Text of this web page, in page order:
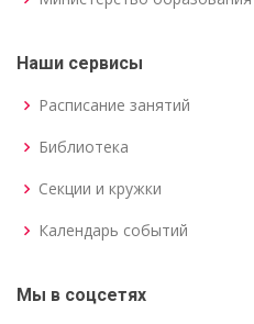
Наши сервисы
Расписание занятий
Библиотека
Секции и кружки
Календарь событий
Мы в соцсетях